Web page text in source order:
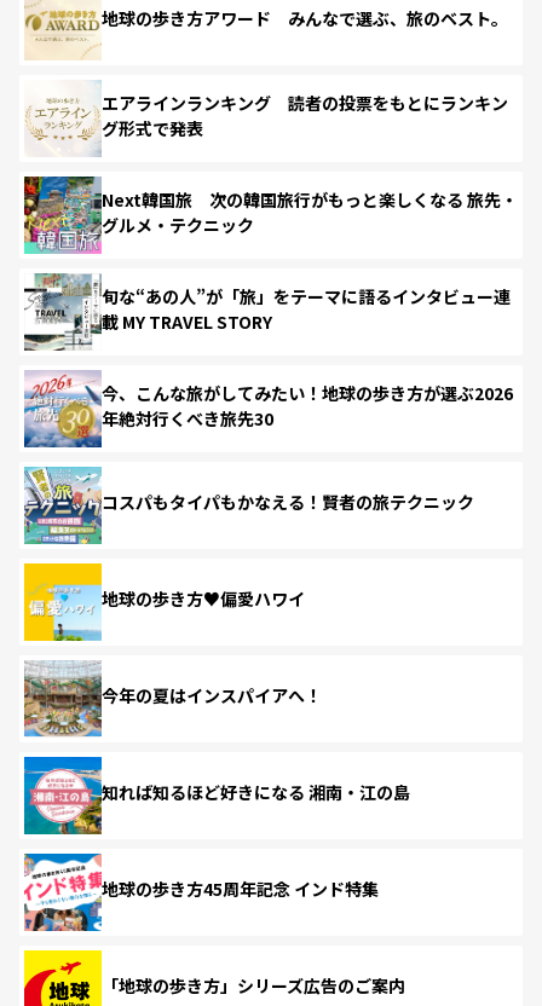
地球の歩き方アワード みんなで選ぶ、旅のベスト。
エアラインランキング 読者の投票をもとにランキン
グ形式で発表
Next韓国旅 次の韓国旅行がもっと楽しくなる 旅先・
グルメ・テクニック
旬な“あの人”が「旅」をテーマに語るインタビュー連
載 MY TRAVEL STORY
今、こんな旅がしてみたい！地球の歩き方が選ぶ2026
年絶対行くべき旅先30
コスパもタイパもかなえる！賢者の旅テクニック
地球の歩き方♥偏愛ハワイ
今年の夏はインスパイアへ！
知れば知るほど好きになる 湘南・江の島
地球の歩き方45周年記念 インド特集
「地球の歩き方」シリーズ広告のご案内